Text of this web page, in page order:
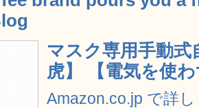
マスク専用手動式
虎】 【電気を使
Amazon.co.jp で詳